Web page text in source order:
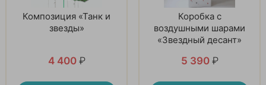
Композиция «Танк и
звезды»
4 400 ₽
Коробка с
воздушными шарами
«Звездный десант»
5 390 ₽